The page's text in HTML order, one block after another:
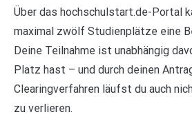
Über das hochschulstart.de-Portal
maximal zwölf Studienplätze eine
Deine Teilnahme ist unabhängig
Platz hast – und durch deinen
Clearingverfahren läufst du auch
zu verlieren.